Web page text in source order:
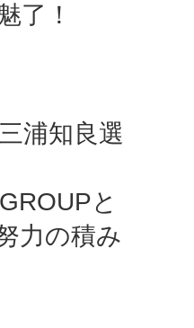
了！
浦知良選
と
力の積み